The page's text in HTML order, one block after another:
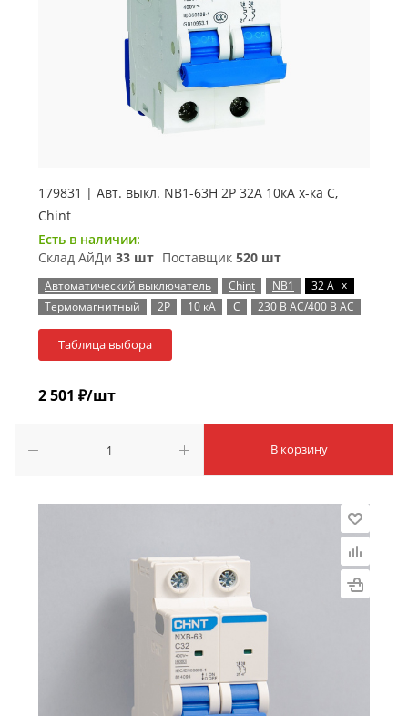
179831 | Авт. выкл. NB1-63H 2P 32А 10кА х-ка C,
Chint
Есть в наличии:
Склад АйДи 33 шт Поставщик 520 шт
Автоматический выключатель Chint NB1 32 А x
Термомагнитный
2P 10 кА C 230 В AC/400 В AC
Таблица выбора
2 501 ₽/шт
В корзину